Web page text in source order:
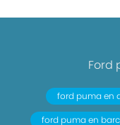
Ford
ford puma en
ford puma en